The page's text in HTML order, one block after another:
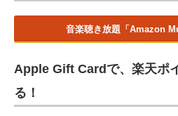
音楽聴き放題「Amazon
Apple Gift Cardで、楽天ポ
る！